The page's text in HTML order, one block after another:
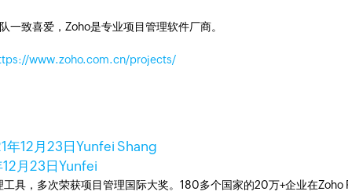
一致喜爱，Zoho是专业项目管理软件厂商。
www.zoho.com.cn/projects/
年12月23日Yunfei Shang
月23日Yunfei
具，多次荣获项目管理国际大奖。180多个国家的20万+企业在